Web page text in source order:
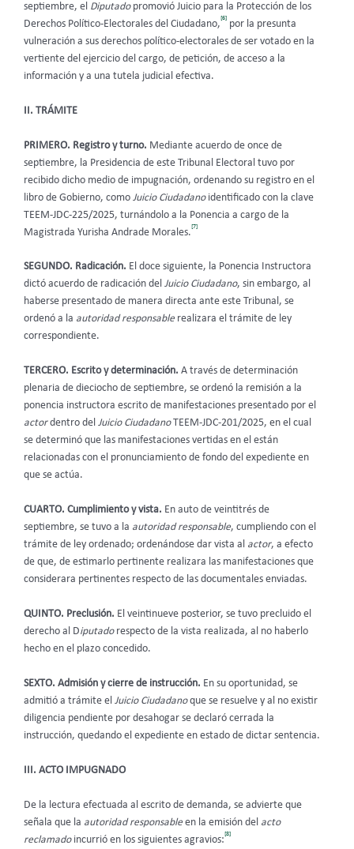
septiembre, el Diputado promovió Juicio para la Protección de los
Derechos Político-Electorales del Ciudadano,
[6]
por la presunta
vulneración a sus derechos político-electorales de ser votado en la
vertiente del ejercicio del cargo, de petición, de acceso a la
información y a una tutela judicial efectiva.
II. TRÁMITE
PRIMERO. Registro y turno. Mediante acuerdo de once de
septiembre, la Presidencia de este Tribunal Electoral tuvo por
recibido dicho medio de impugnación, ordenando su registro en el
libro de Gobierno, como Juicio Ciudadano identificado con la clave
TEEM-JDC-225/2025, turnándolo a la Ponencia a cargo de la
Magistrada Yurisha Andrade Morales.
[7]
SEGUNDO. Radicación. El doce siguiente, la Ponencia Instructora
dictó acuerdo de radicación del Juicio Ciudadano, sin embargo, al
haberse presentado de manera directa ante este Tribunal, se
ordenó a la autoridad responsablerealizara el trámite de ley
correspondiente.
TERCERO. Escrito y determinación. A través de determinación
plenaria de dieciocho de septiembre, se ordenó la remisión a la
ponencia instructora escrito de manifestaciones presentado por el
actordentro del Juicio Ciudadano
TEEM-JDC-201/2025, en el cual
se determinó que las manifestaciones vertidas en el están
relacionadas con el pronunciamiento de fondo del expediente en
que se actúa.
CUARTO. Cumplimiento y vista. En auto de veintitrés de
septiembre, se tuvo a la autoridad responsable, cumpliendo con el
trámite de ley ordenado; ordenándose dar vista al actor, a efecto
de que, de estimarlo pertinente realizara las manifestaciones que
considerara pertinentes respecto de las documentales enviadas.
QUINTO. Preclusión. El veintinueve posterior, se tuvo precluido el
derecho al Diputado respecto de la vista realizada, al no haberlo
hecho en el plazo concedido.
SEXTO. Admisión y cierre de instrucción. En su oportunidad, se
admitió a trámite el Juicio Ciudadanoque se resuelve y al no existir
diligencia pendiente por desahogar se declaró cerrada la
instrucción, quedando el expediente en estado de dictar sentencia.
III. ACTO IMPUGNADO
De la lectura efectuada al escrito de demanda, se advierte que
señala que la autoridad responsableen la emisión del acto
reclamado incurrió en los siguientes agravios:
[8]